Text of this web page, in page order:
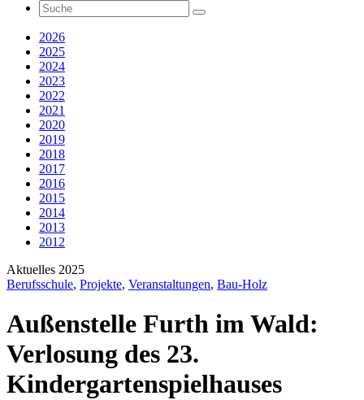
2026
2025
2024
2023
2022
2021
2020
2019
2018
2017
2016
2015
2014
2013
2012
Aktuelles 2025
Berufsschule, Projekte, Veranstaltungen, Bau-Holz
Außenstelle Furth im Wald:
Verlosung des 23.
Kindergartenspielhauses